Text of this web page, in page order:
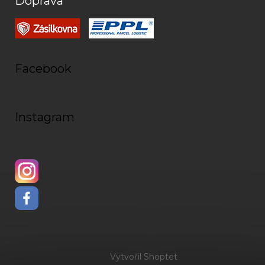
Facebook
Instagram
Vytvořil Shoptet